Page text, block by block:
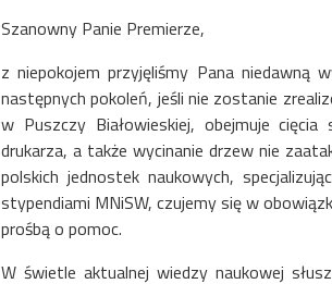
Szanowny Panie Premierze,
z niepokojem przyjęliśmy Pana niedawną
następnych pokoleń, jeśli nie zostanie
w Puszczy Białowieskiej, obejmuje
drukarza, a także wycinanie drzew nie
polskich jednostek naukowych,
stypendiami MNiSW, czujemy się w
prośbą o pomoc.
W świetle aktualnej wiedzy naukowej